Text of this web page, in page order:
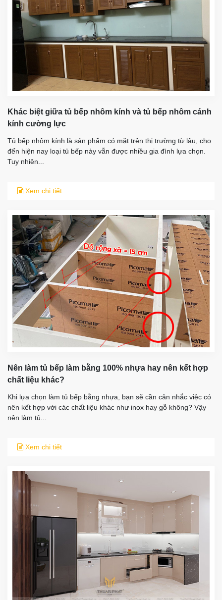
Khác biệt giữa tủ bếp nhôm kính và tủ bếp nhôm cánh
kính cường lực
Tủ bếp nhôm kính là sản phẩm có mặt trên thị trường từ lâu, cho
đến hiện nay loại tủ bếp này vẫn được nhiều gia đình lựa chọn.
Tuy nhiên...
Xem chi tiết
Nên làm tủ bếp làm bằng 100% nhựa hay nên kết hợp
chất liệu khác?
Khi lựa chọn làm tủ bếp bằng nhựa, bạn sẽ cần cân nhắc việc có
nên kết hợp với các chất liệu khác như inox hay gỗ không? Vậy
nên làm tủ...
Xem chi tiết